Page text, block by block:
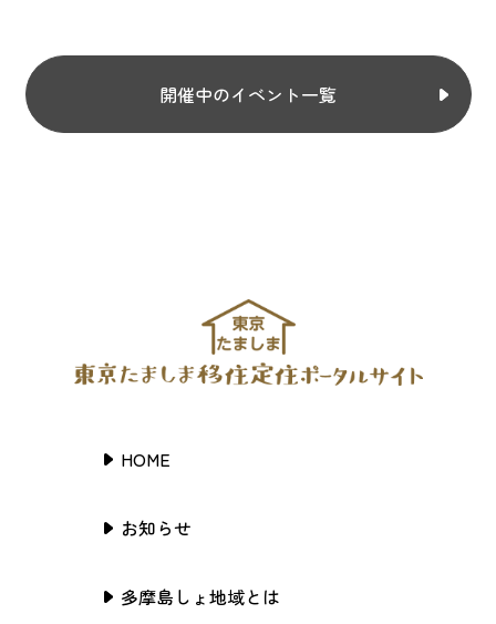
開催中のイベント一覧
HOME
お知らせ
多摩島しょ地域とは